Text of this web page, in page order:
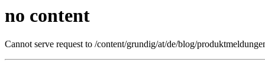
no content
Cannot serve request to /content/grundig/at/de/blog/